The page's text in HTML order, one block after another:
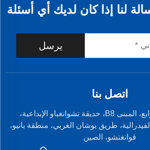
لنا إذا كان لديك أي أسئلة
يرسل
اتصل بنا
Add: الطابق الرابع، المبنى B8، حديقة تشوانغباو الإبداعية،
طريق يوشان الغربي، منطقة بانيو،
قوانغتشو، الصين